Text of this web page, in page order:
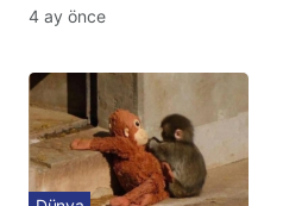
4 ay önce